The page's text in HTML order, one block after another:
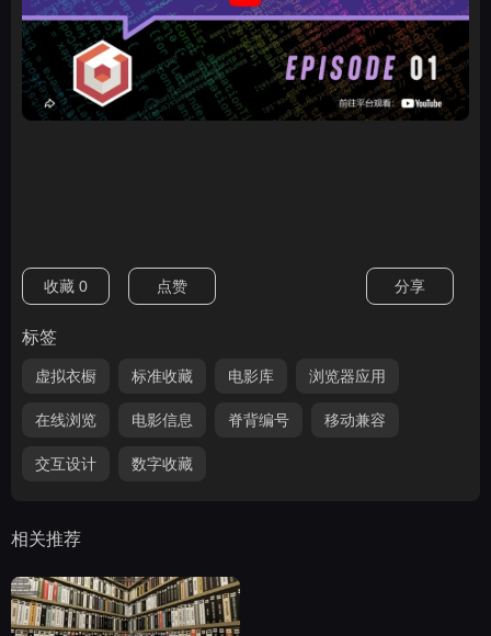
收藏 0 点赞 分享
标签
虚拟衣橱 标准收藏 电影库 浏览器应用
在线浏览 电影信息 脊背编号 移动兼容
交互设计 数字收藏
相关推荐